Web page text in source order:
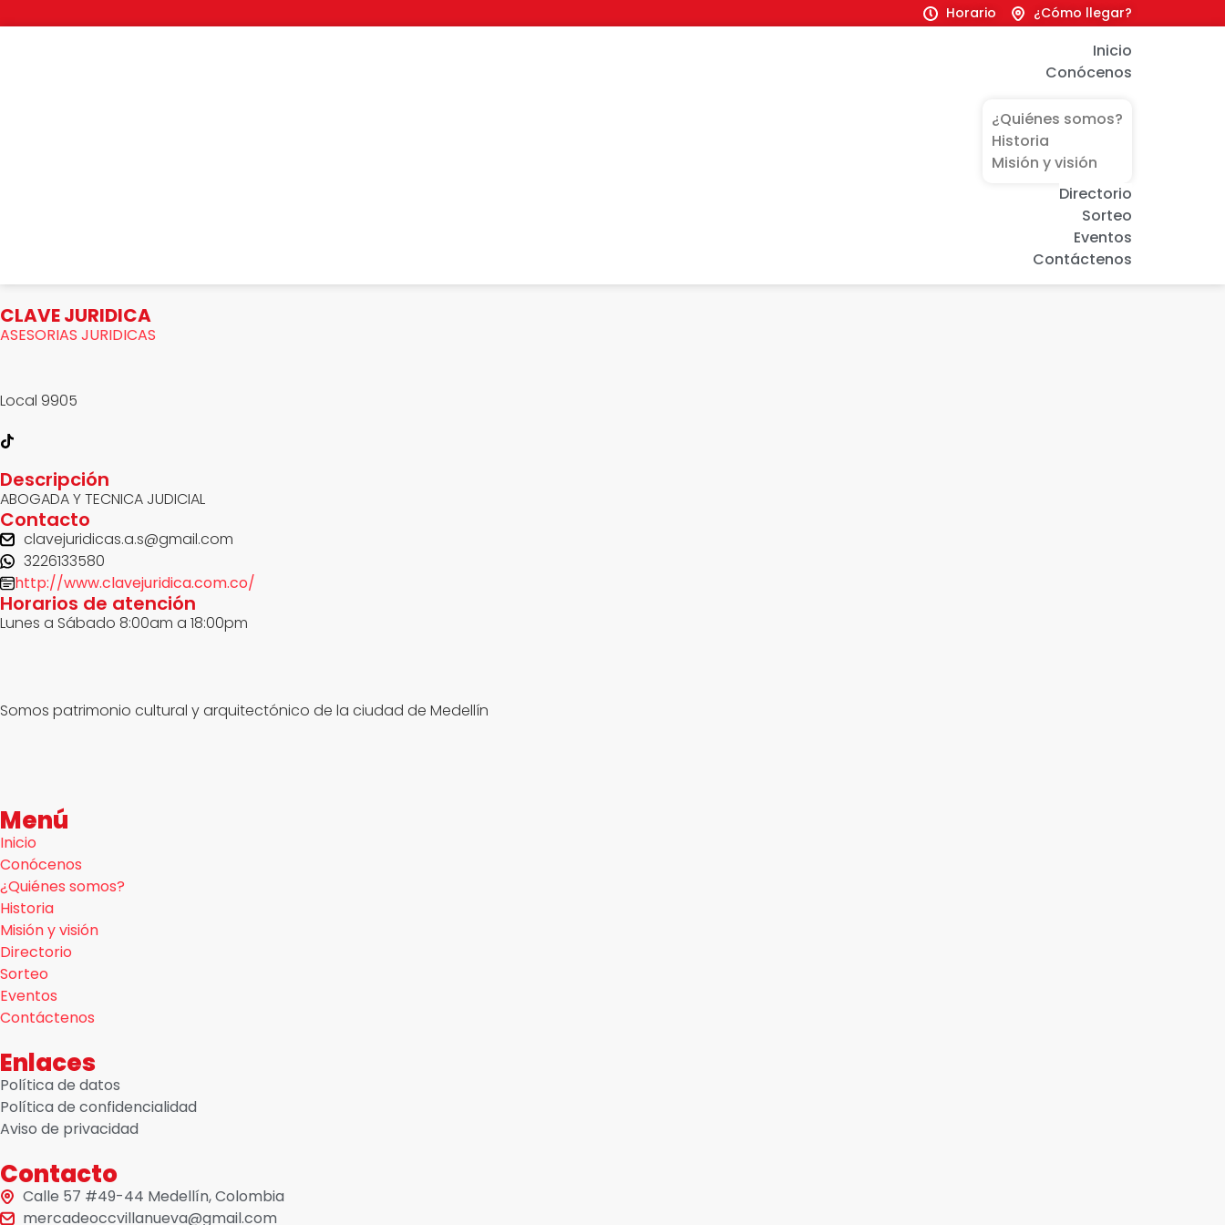
Horario ¿Cómo llegar?
Inicio
Conócenos
¿Quiénes somos?
Historia
Misión y visión
Directorio
Sorteo
Eventos
Contáctenos
CLAVE JURIDICA
ASESORIAS JURIDICAS
Local 9905
Descripción
ABOGADA Y TECNICA JUDICIAL
Contacto
clavejuridicas.a.s@gmail.com
3226133580
http://www.clavejuridica.com.co/
Horarios de atención
Lunes a Sábado 8:00am a 18:00pm
Somos patrimonio cultural y arquitectónico de la ciudad de Medellín
Menú
Inicio
Conócenos
¿Quiénes somos?
Historia
Misión y visión
Directorio
Sorteo
Eventos
Contáctenos
Enlaces
Política de datos
Política de confidencialidad
Aviso de privacidad
Contacto
Calle 57 #49-44 Medellín, Colombia
mercadeoccvillanueva@gmail.com